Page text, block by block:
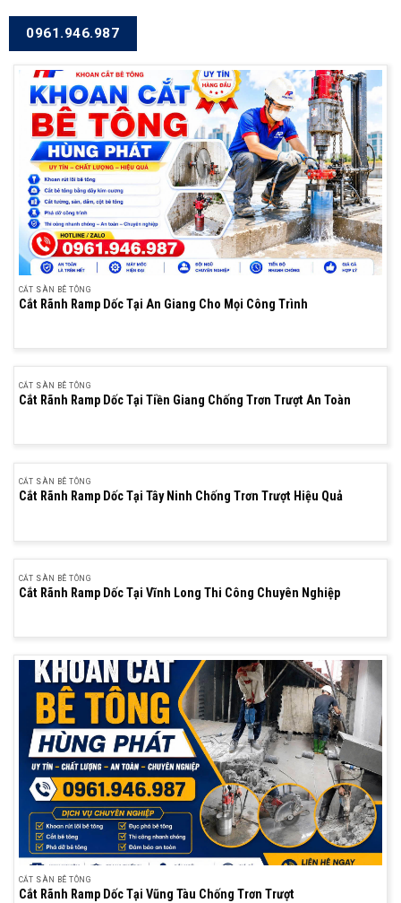
0961.946.987
CẮT SÀN BÊ TÔNG
Cắt Rãnh Ramp Dốc Tại An Giang Cho Mọi Công Trình
CẮT SÀN BÊ TÔNG
Cắt Rãnh Ramp Dốc Tại Tiền Giang Chống Trơn Trượt An Toàn
CẮT SÀN BÊ TÔNG
Cắt Rãnh Ramp Dốc Tại Tây Ninh Chống Trơn Trượt Hiệu Quả
CẮT SÀN BÊ TÔNG
Cắt Rãnh Ramp Dốc Tại Vĩnh Long Thi Công Chuyên Nghiệp
CẮT SÀN BÊ TÔNG
Cắt Rãnh Ramp Dốc Tại Vũng Tàu Chống Trơn Trượt